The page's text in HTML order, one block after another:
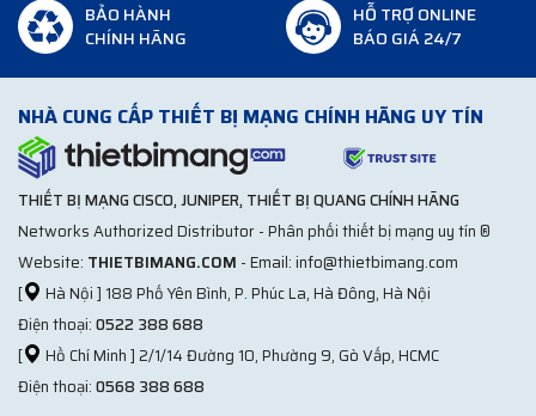
BẢO HÀNH
CHÍNH HÃNG
HỖ TRỢ ONLINE
BÁO GIÁ 24/7
NHÀ CUNG CẤP THIẾT BỊ MẠNG CHÍNH HÃNG UY TÍN
THIẾT BỊ MẠNG CISCO, JUNIPER, THIẾT BỊ QUANG CHÍNH HÃNG
Networks Authorized Distributor - Phân phối thiết bị mạng uy tín ®
Website: THIETBIMANG.COM - Email: info@thietbimang.com
[
Hà Nội ] 188 Phố Yên Bình, P. Phúc La, Hà Đông, Hà Nội
Điện thoại:0522 388 688
[
Hồ Chí Minh ] 2/1/14 Đường 10, Phường 9, Gò Vấp, HCMC
Điện thoại:0568 388 688